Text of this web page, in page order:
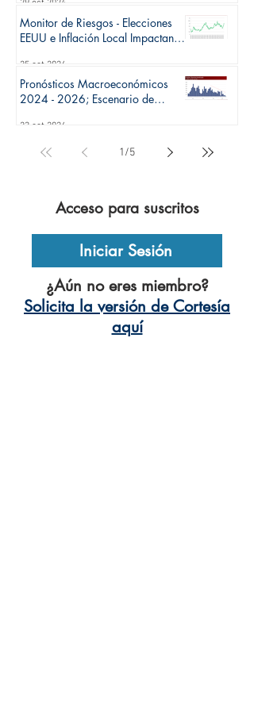
29 oct 2024
Monitor de Riesgos - Elecciones
EEUU e Inflación Local Impactan
25 oct 2024
Pronósticos Macroeconómicos
2024 - 2026; Escenario de
Crecimiento
23 oct 2024
1/5
Acceso para suscritos
Iniciar Sesión
¿Aún no eres miembro?
Solicita la versión de Cortesía
aquí